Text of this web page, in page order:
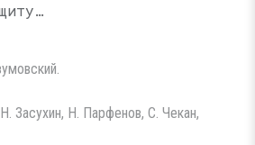
Засухин, Н. Парфенов, С. Чекан,